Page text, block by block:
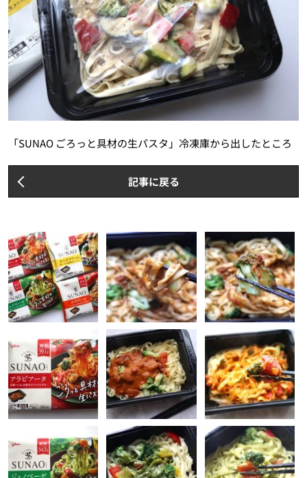
「SUNAO ごろっと具材の生パスタ」冷凍庫から出したところ
記事に戻る